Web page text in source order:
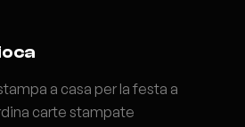
a casa per la festa a
carte stampate